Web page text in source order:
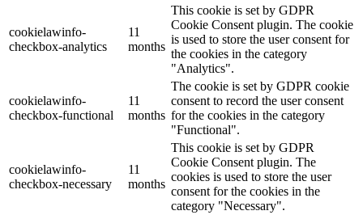
cookielawinfo-
checkbox-analytics
11
months
This cookie is set by GDPR
Cookie Consent plugin. The cookie
is used to store the user consent for
the cookies in the category
"Analytics".
cookielawinfo-
checkbox-functional
11
months
The cookie is set by GDPR cookie
consent to record the user consent
for the cookies in the category
"Functional".
cookielawinfo-
checkbox-necessary
11
months
This cookie is set by GDPR
Cookie Consent plugin. The
cookies is used to store the user
consent for the cookies in the
category "Necessary".